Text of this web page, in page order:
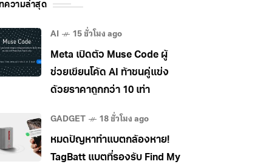
ความล่าสุด
AI 15 ชั่วโมง ago
Meta เปิดตัว Muse Code ผู้
ช่วยเขียนโค้ด AI ท้าชนคู่แข่ง
ด้วยราคาถูกกว่า 10 เท่า
GADGET 18 ชั่วโมง ago
หมดปัญหาทำแบตกล้องหาย!
TagBatt แบตที่รองรับ Find My